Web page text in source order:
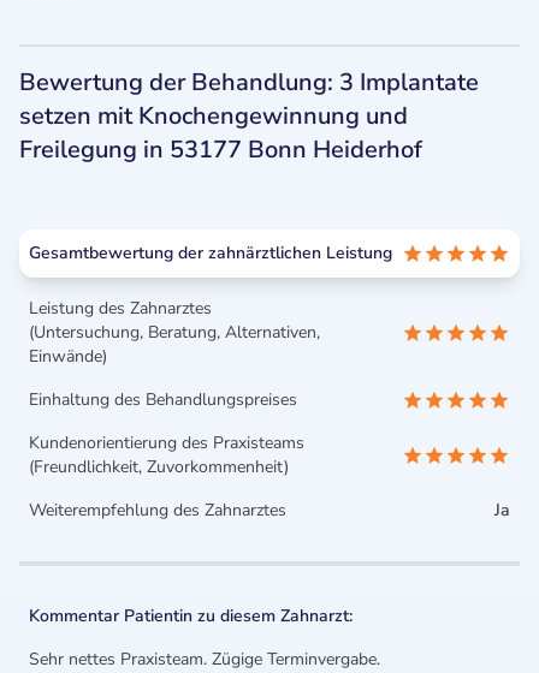
Bewertung der Behandlung: 3 Implantate
setzen mit Knochengewinnung und
Freilegung in 53177 Bonn Heiderhof
Gesamtbewertung der zahnärztlichen Leistung
Leistung des Zahnarztes
(Untersuchung, Beratung, Alternativen,
Einwände)
Einhaltung des Behandlungspreises
Kundenorientierung des Praxisteams
(Freundlichkeit, Zuvorkommenheit)
Weiterempfehlung des Zahnarztes
Ja
Kommentar Patientin zu diesem Zahnarzt:
Sehr nettes Praxisteam. Zügige Terminvergabe.